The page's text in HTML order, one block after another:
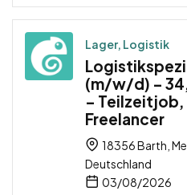
Lager, Logistik
(m/w/d) –
–
Freelancer
18356 Barth,
Deutschland
03/08/2026